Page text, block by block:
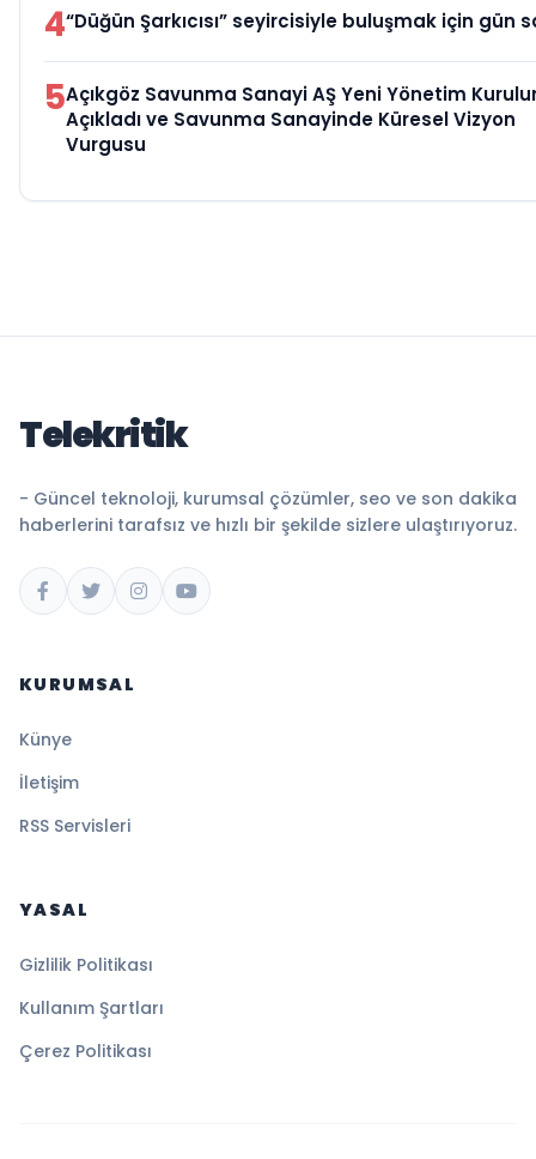
4“Düğün Şarkıcısı” seyircisiyle buluşmak için gün
5Açıkgöz Savunma Sanayi AŞ Yeni Yönetim
Açıkladı ve Savunma Sanayinde Küresel Vizyon
Vurgusu
Telekritik
- Güncel teknoloji, kurumsal çözümler, seo ve son dakika
haberlerini tarafsız ve hızlı bir şekilde sizlere ulaştırıyoruz.
KURUMSAL
Künye
İletişim
RSS Servisleri
YASAL
Gizlilik Politikası
Kullanım Şartları
Çerez Politikası